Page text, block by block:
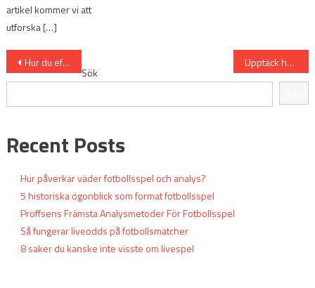
artikel kommer vi att
utforska […]
Inläggsnavigering
Hur du effektivt kan satsa på fotbollsmatcher i Sverige Upptäck hur du kan satsa på fotboll online framgångsrikt
Sök
Recent Posts
Hur påverkar väder fotbollsspel och analys?
5 historiska ögonblick som format fotbollsspel
Proffsens Främsta Analysmetoder För Fotbollsspel
Så fungerar liveodds på fotbollsmatcher
8 saker du kanske inte visste om livespel